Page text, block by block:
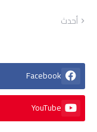
أحدث
Facebook
YouTube